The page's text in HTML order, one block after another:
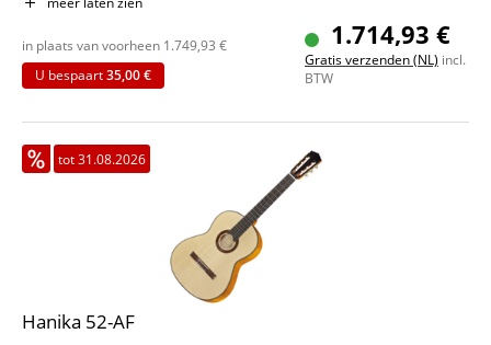
1.714,93 €
Gratis verzenden (NL) incl.
BTW
in plaats van voorheen 1.749,93 €
U bespaart35,00 €
tot 31.08.2026
Hanika 52-AF